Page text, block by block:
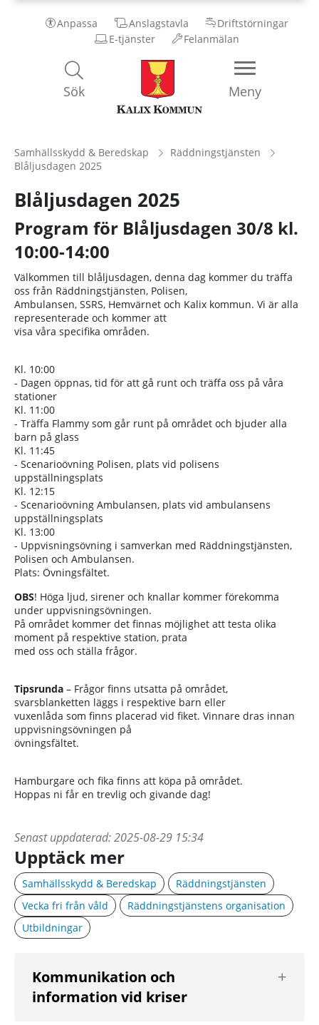
Anpassa Anslagstavla
Driftstörningar
E-tjänster
Felanmälan
Kalix
Kommun
Meny
Sök
Samhällsskydd & Beredskap
Räddningstjänsten
Blåljusdagen 2025
Blåljusdagen 2025
Program för Blåljusdagen 30/8 kl.
10:00-14:00
Välkommen till blåljusdagen, denna dag kommer du träffa
oss från Räddningstjänsten, Polisen,
Ambulansen, SSRS, Hemvärnet och Kalix kommun. Vi är alla
representerade och kommer att
visa våra specifika områden.
Kl. 10:00
- Dagen öppnas, tid för att gå runt och träffa oss på våra
stationer
Kl. 11:00
- Träffa Flammy som går runt på området och bjuder alla
barn på glass
Kl. 11:45
- Scenarioövning Polisen, plats vid polisens
uppställningsplats
Kl. 12:15
- Scenarioövning Ambulansen, plats vid ambulansens
uppställningsplats
Kl. 13:00
- Uppvisningsövning i samverkan med Räddningstjänsten,
Polisen och Ambulansen.
Plats: Övningsfältet.
OBS! Höga ljud, sirener och knallar kommer förekomma
under uppvisningsövningen.
På området kommer det finnas möjlighet att testa olika
moment på respektive station, prata
med oss och ställa frågor.
Tipsrunda – Frågor finns utsatta på området,
svarsblanketten läggs i respektive barn eller
vuxenlåda som finns placerad vid fiket. Vinnare dras innan
uppvisningsövningen på
övningsfältet.
Hamburgare och fika finns att köpa på området.
Hoppas ni får en trevlig och givande dag!
Senast uppdaterad:2025-08-29 15:34
Upptäck mer
Samhällsskydd & Beredskap
Räddningstjänsten
Vecka fri från våld
Räddningstjänstens organisation
Utbildningar
Kommunikation och
information vid kriser
nästa